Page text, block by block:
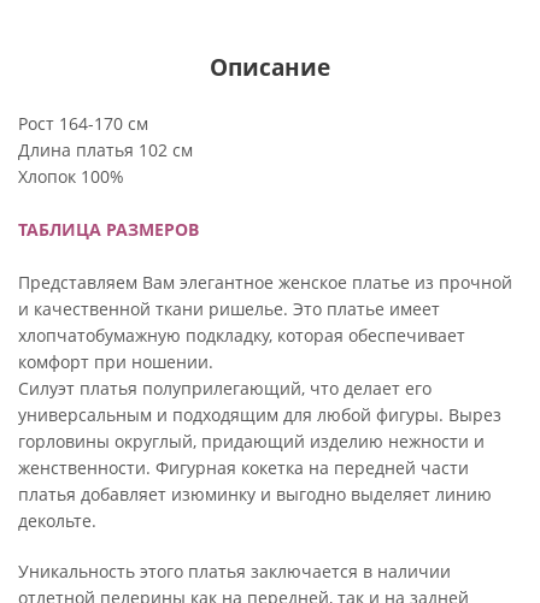
Описание
Рост 164-170 см
Длина платья 102 см
Хлопок 100%
ТАБЛИЦА РАЗМЕРОВ
Представляем Вам элегантное женское платье из прочной
и качественной ткани ришелье. Это платье имеет
хлопчатобумажную подкладку, которая обеспечивает
комфорт при ношении.
Силуэт платья полуприлегающий, что делает его
универсальным и подходящим для любой фигуры. Вырез
горловины округлый, придающий изделию нежности и
женственности. Фигурная кокетка на передней части
платья добавляет изюминку и выгодно выделяет линию
декольте.
Уникальность этого платья заключается в наличии
отлетной пелерины как на передней, так и на задней